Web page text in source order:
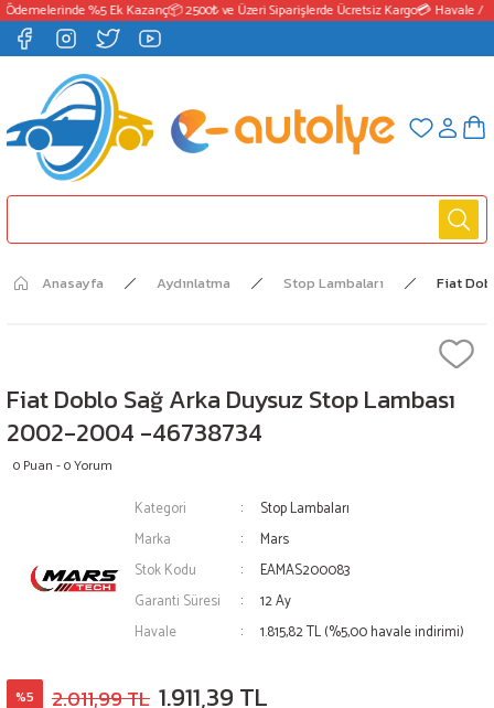
%5 Ek Kazanç📦 2500₺ ve Üzeri Siparişlerde Ücretsiz Kargo💳 Havale /
Anasayfa Aydınlatma Stop Lambaları Fiat
Fiat Doblo Sağ Arka Duysuz Stop Lambası
2002-2004 -46738734
0 Puan - 0 Yorum
Kategori
Stop Lambaları
Marka
Mars
Stok Kodu
EAMAS200083
Garanti Süresi
12 Ay
Havale
1.815,82 TL (%5,00 havale indirimi)
%5 2.011,99 TL 1.911,39 TL